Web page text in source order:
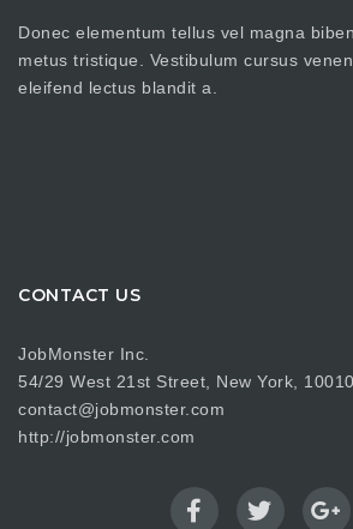
Donec elementum tellus vel magna
metus tristique. Vestibulum cursus
eleifend lectus blandit a.
CONTACT US
JobMonster Inc.
54/29 West 21st Street, New York,
contact@jobmonster.com
http://jobmonster.com